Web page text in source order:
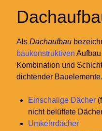
Als Dachaufbau
baukonstruktiven
Kombination und
dichtender
Einschalige Dächer
nicht belüftete
Umkehrdächer